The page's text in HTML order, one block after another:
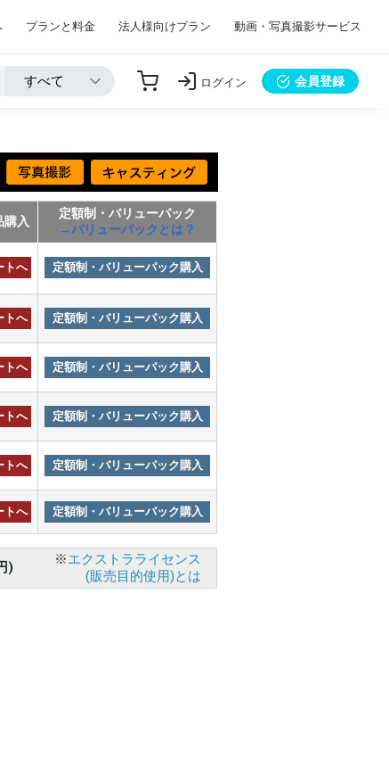
プランと料金 法人様向けプラン 動画・写真撮影サービス
ログイン 会員登録
購入
定額制・バリューパック
→バリューパックとは？
トへ 定額制・バリューパック購入
トへ 定額制・バリューパック購入
トへ 定額制・バリューパック購入
トへ 定額制・バリューパック購入
トへ 定額制・バリューパック購入
トへ 定額制・バリューパック購入
) ※エクストラライセンス
(販売目的使用)とは